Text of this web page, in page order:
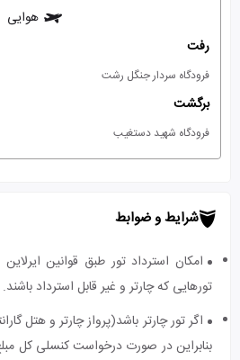
هوایی
رفت
فرودگاه سردار جنگل رشت
برگشت
فرودگاه شهید دستغیب
شرایط و ضوابط
امکان استرداد تور طبق قوانین
تورهایی که چارتر و غیر قابل استرداد باشند.
اگر تور چارتر باشد(پرواز چارتر و هتل
بنابراین در صورت درخواست کنسلی کل